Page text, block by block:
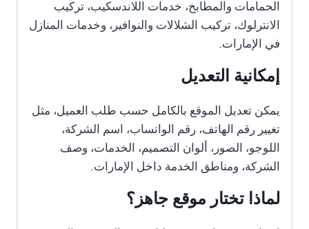
الحمامات والمطابخ، خدمات اللاندسكيب، تركيب
الانترلوك، تركيب الشلالات والنوافير، وخدمات المنازل
في الإمارات.
إمكانية التعديل
يمكن تعديل الموقع بالكامل حسب طلب العميل، مثل
تغيير رقم الهاتف، رقم الواتساب، اسم الشركة،
اللوجو، الصور، ألوان التصميم، الخدمات، وصف
الشركة، ومناطق الخدمة داخل الإمارات.
لماذا تختار موقع جاهز؟